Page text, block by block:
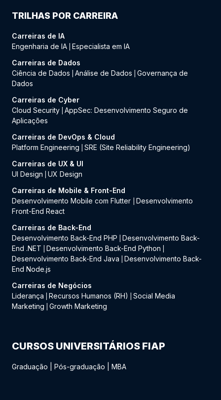
TRILHAS POR CARREIRA
Carreiras de IA
Engenharia de IA Especialista em IA
Carreiras de Dados
Ciência de Dados
Análise de Dados
Governança de
Dados
Carreiras de Cyber
Cloud Security AppSec: Desenvolvimento Seguro de
Aplicações
Carreiras de DevOps & Cloud
Platform Engineering
SRE (Site Reliability Engineering)
Carreiras de UX & UI
UI Design
UX Design
Carreiras de Mobile & Front-End
Desenvolvimento Mobile com Flutter
Desenvolvimento
Front-End React
Carreiras de Back-End
Desenvolvimento Back-End PHP
Desenvolvimento Back-
End .NET
Desenvolvimento Back-End Python
Desenvolvimento Back-End Java
Desenvolvimento Back-
End Node.js
Carreiras de Negócios
Liderança
Recursos Humanos (RH)
Social Media
Marketing
Growth Marketing
CURSOS UNIVERSITÁRIOS FIAP
Graduação Pós-graduação MBA